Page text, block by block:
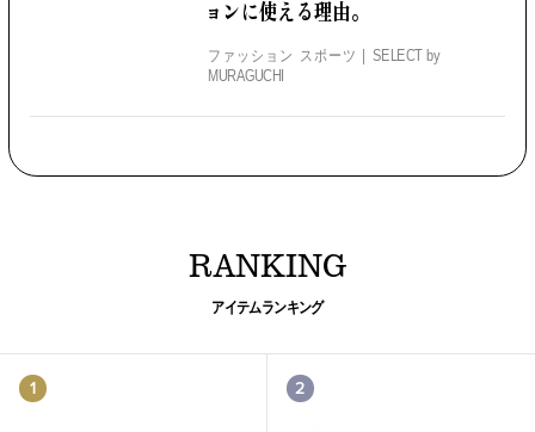
ョンに使える理由。
ファッション スポーツ
SELECT by
MURAGUCHI
RANKING
アイテムランキング
1 2